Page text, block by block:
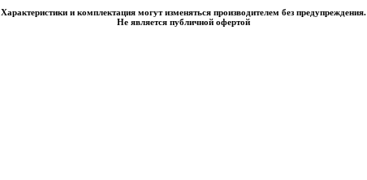
Характеристики и комплектация могут изменяться производителем без предупреждения.
Не является публичной офертой